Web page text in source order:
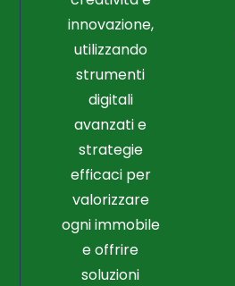
innovazione,
utilizzando
strumenti
digitali
avanzati e
strategie
efficaci per
valorizzare
ogni immobile
e offrire
soluzioni